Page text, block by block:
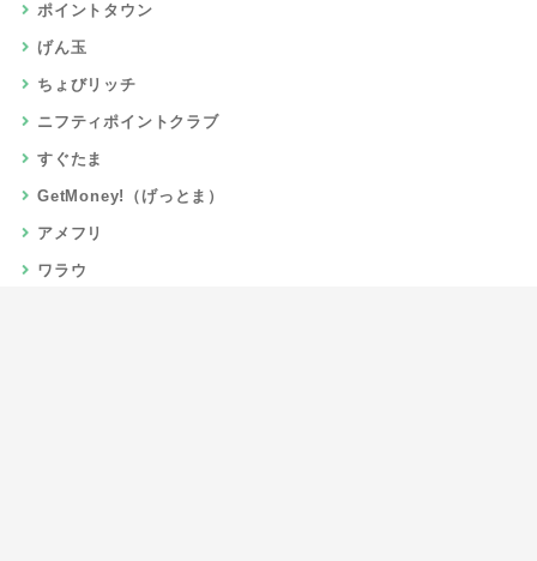
ポイントタウン
げん玉
ちょびリッチ
ニフティポイントクラブ
すぐたま
GetMoney!（げっとま）
アメフリ
ワラウ